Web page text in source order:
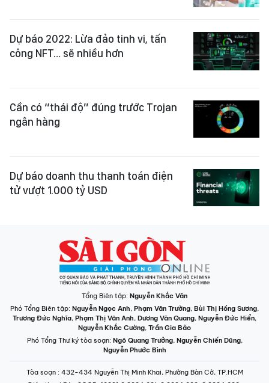
Dự báo 2022: Lừa đảo tinh vi, tấn
công NFT… sẽ nhiều hơn
Cần có “thái độ” đúng trước Trojan
ngân hàng
Dự báo doanh thu thanh toán điện
tử vượt 1.000 tỷ USD ​
Tổng Biên tập: Nguyễn Khắc Văn
Phó Tổng Biên tập: Nguyễn Ngọc Anh, Phạm Văn Trường, Bùi Thị Hồng Sương,
Trương Đức Nghĩa, Phạm Thị Vân Anh, Dương Văn Quang, Nguyễn Đức Hiển,
Nguyễn Khắc Cường, Trần Gia Bảo
Phó Tổng Thư ký tòa soạn: Ngô Quang Trưởng, Nguyễn Chiến Dũng,
Nguyễn Phước Bình
Tòa soạn : 432-434 Nguyễn Thị Minh Khai, Phường Bàn Cờ, TP.HCM